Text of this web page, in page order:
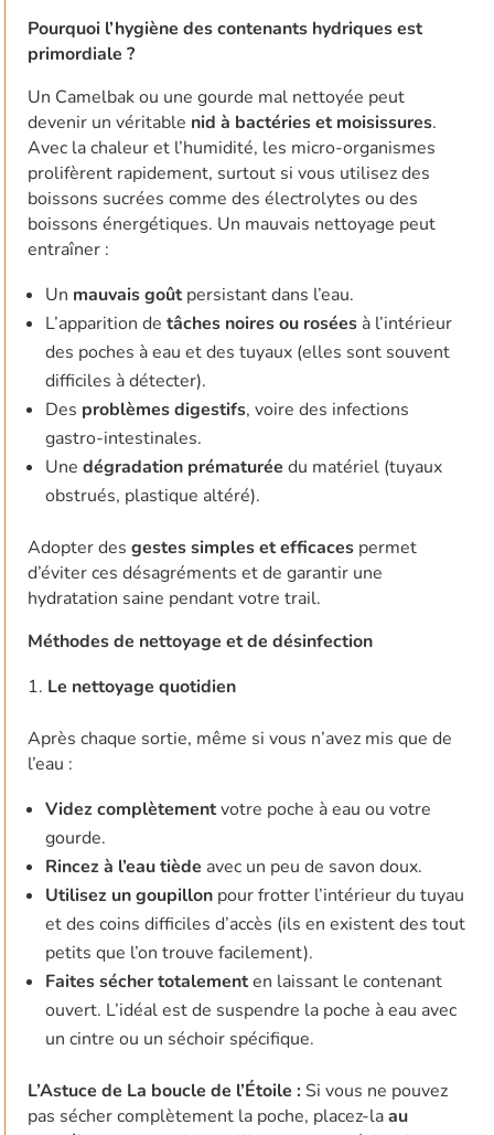
Pourquoi l’hygiène des contenants hydriques est
primordiale ?
Un Camelbak ou une gourde mal nettoyée peut
devenir un véritable nid à bactéries et moisissures.
Avec la chaleur et l’humidité, les micro-organismes
prolifèrent rapidement, surtout si vous utilisez des
boissons sucrées comme des électrolytes ou des
boissons énergétiques. Un mauvais nettoyage peut
entraîner :
Un mauvais goûtpersistant dans l’eau.
L’apparition detâches noires ou rosées à l’intérieur
des poches à eau et des tuyaux (elles sont souvent
difficiles à détecter).
Des problèmes digestifs, voire des infections
gastro-intestinales.
Unedégradation prématurée du matériel (tuyaux
obstrués, plastique altéré).
Adopter desgestes simples et efficaces permet
d’éviter ces désagréments et de garantir une
hydratation saine pendant votre trail.
Méthodes de nettoyage et de désinfection
Le nettoyage quotidien
Après chaque sortie, même si vous n’avez mis que de
l’eau :
Videz complètementvotre poche à eau ou votre
gourde.
Rincez à l’eau tiède avec un peu de savon doux.
Utilisez un goupillon pour frotter l’intérieur du tuyau
et des coins difficiles d’accès (ils en existent des tout
petits que l’on trouve facilement).
Faites sécher totalementen laissant le contenant
ouvert. L’idéal est de suspendre la poche à eau avec
un cintre ou un séchoir spécifique.
L’Astuce de La boucle de l’Étoile : Si vous ne pouvez
pas sécher complètement la poche, placez-laau